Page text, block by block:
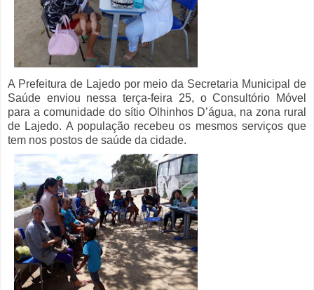
A Prefeitura de Lajedo por meio da Secretaria Municipal de
Saúde enviou nessa terça-feira 25, o Consultório Móvel
para a comunidade do sítio Olhinhos D’água, na zona rural
de Lajedo. A população recebeu os mesmos serviços que
tem nos postos de saúde da cidade.